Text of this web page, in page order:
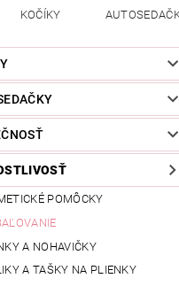
KOČÍKY
POMÔCKY
A NOHAVIČKY
A TAŠKY NA PLIENKY